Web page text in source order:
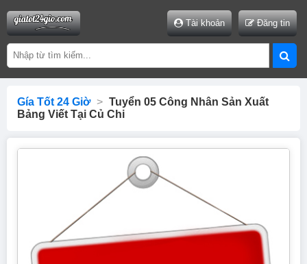
Tài khoản Đăng tin
Gía Tốt 24 Giờ > Tuyển 05 Công Nhân Sản Xuất
Bảng Viết Tại Củ Chi